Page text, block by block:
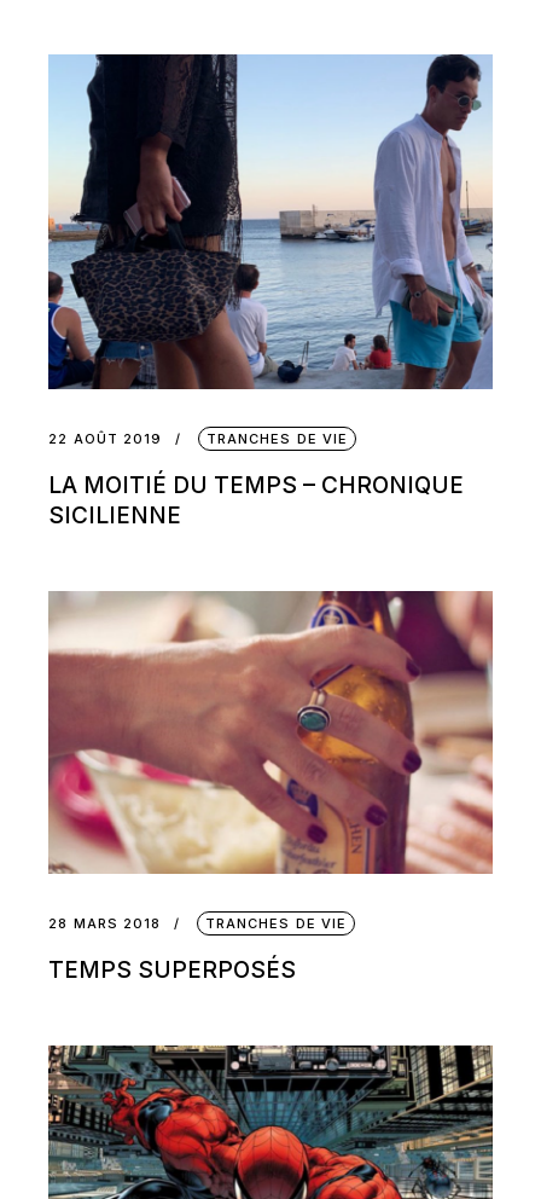
22 AOÛT 2019 TRANCHES DE VIE
LA MOITIÉ DU TEMPS – CHRONIQUE
SICILIENNE
28 MARS 2018 TRANCHES DE VIE
TEMPS SUPERPOSÉS